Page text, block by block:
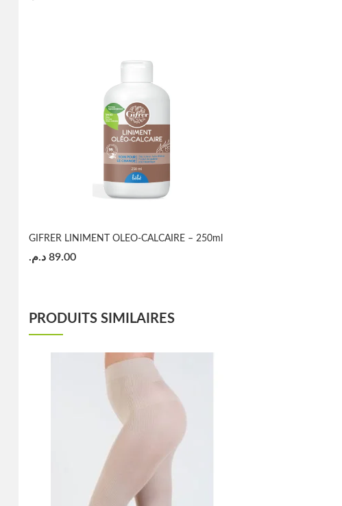
GIFRER LINIMENT OLEO-CALCAIRE – 250ml
89.00 د.م.
PRODUITS SIMILAIRES